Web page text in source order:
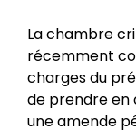
La chambre
récemment
charges du
de prendre en
une amende